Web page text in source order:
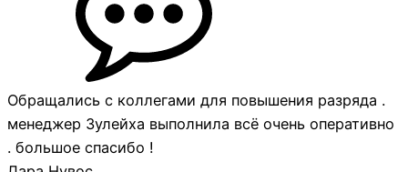
Обращались с коллегами для повышения разряда .
менеджер Зулейха выполнила всё очень оперативно
. большое спасибо !